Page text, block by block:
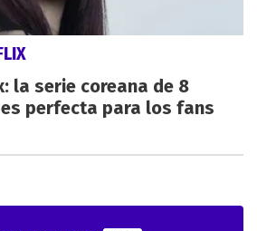
la serie coreana de 8
perfecta para los fans